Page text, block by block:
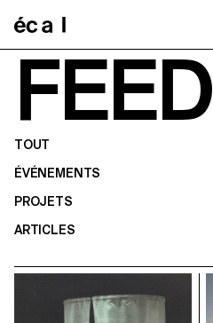
FEED
TOUT
ÉVÉNEMENTS
PROJETS
ARTICLES